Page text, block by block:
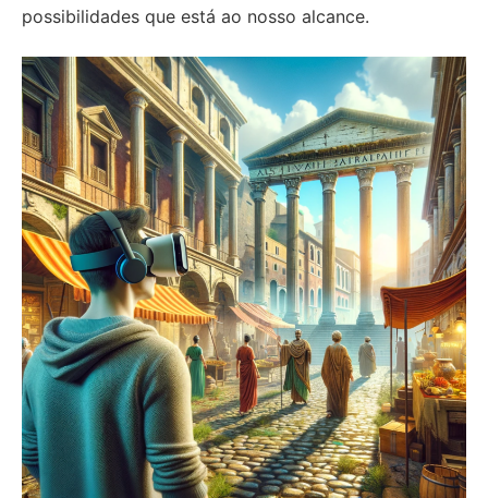
possibilidades que está ao nosso alcance.